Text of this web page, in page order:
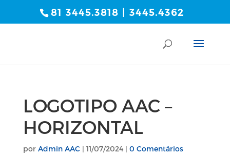
81 3445.3818 | 3445.4362
LOGOTIPO AAC –
HORIZONTAL
por Admin AAC| 11/07/2024| 0 Comentários